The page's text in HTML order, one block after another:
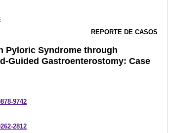
REPORTE DE CASOS
Pyloric Syndrome through
Guided Gastroenterostomy: Case
9742
2812